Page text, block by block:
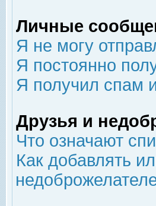
Личные
Я не могу
Я постоянно
Я получил спам
Друзья и
Что означают
Как добавлять